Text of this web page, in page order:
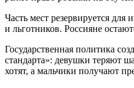
Часть мест резервируется для
и льготников. Россияне
Государственная политика
стандарта»: девушки теряют
хотят, а мальчики получают